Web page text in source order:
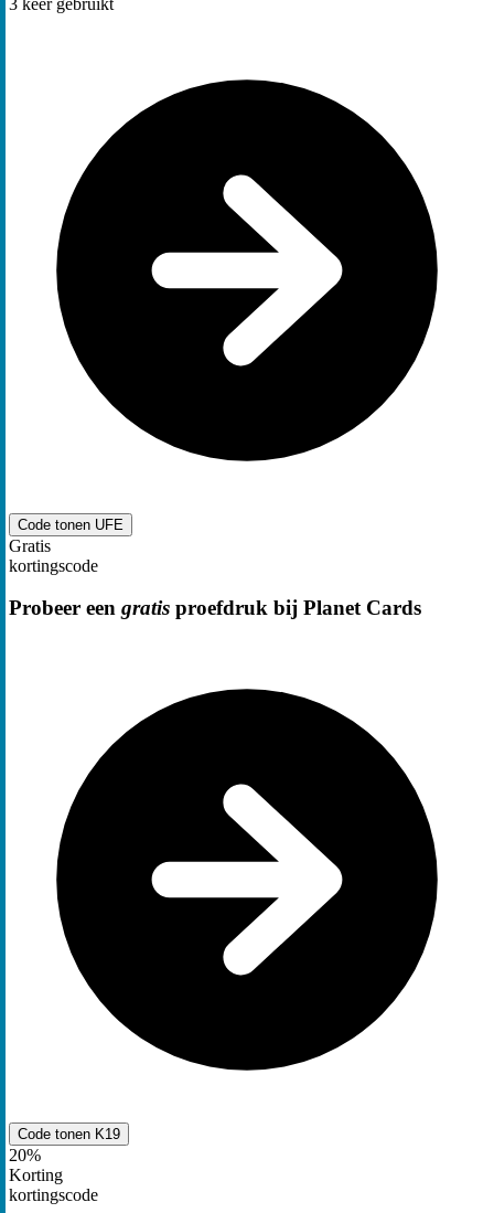
Code tonen UFE
Gratis
kortingscode
Probeer een gratis proefdruk bij Planet Cards
Code tonen K19
20%
Korting
kortingscode